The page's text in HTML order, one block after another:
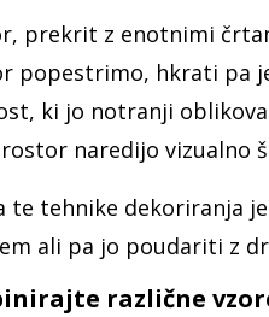
prekrit z enotnimi
popestrimo, hkrati pa
ki jo notranji
naredijo vizualno
te tehnike dekoriranja
ali pa jo poudariti z
različne